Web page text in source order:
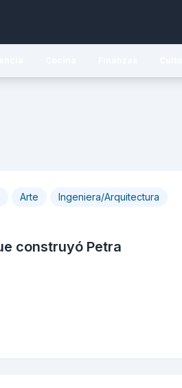
Arte Ingeniera/Arquitectura
construyó Petra